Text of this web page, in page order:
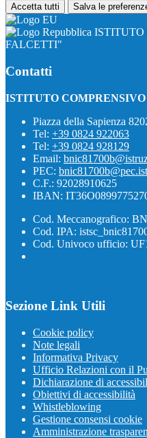
Accetta tutti Salva le
ISTITUTO
FALCETTI"
Contatti
ISTITUTO
Piazza della Sapienza
Tel: +39 0824 922063
Tel: +39 0824 928129
Email:
PEC:
C.F.: 92028910625
IBAN:
Cod. Meccanografico:
Cod. IPA:
Cod. Univoco ufficio:
Sezione Link Utili
Cookie policy
Note legali
Informativa Privacy
Ufficio Relazioni con il
Dichiarazione di
Obiettivi di accessibilità
Whistleblowing
Gestione consensi cookie
Amministrazione